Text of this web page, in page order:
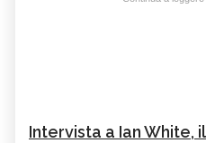
Intervista a Ian White,